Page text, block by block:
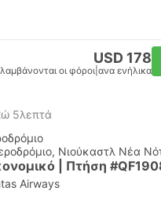
USD 178
οι φόροι ανα ενήλικα
5λεπτά
Νιούκαστλ Νέα
| Πτήση
Airways